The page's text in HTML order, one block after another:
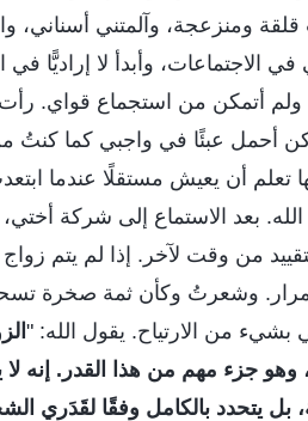
قلقة ومنزعجة، وآلمتني
الاجتماعات، وأبدأ لا إراديًّا
ولم أتمكن من استجماع قواي.
أكن أحمل عبئًا في واجبي كما
تعلم أن يعيش مستقلًا عندما
بعد الاستماع إلى شركة
من وقت لآخر. إذا لم يتم زواج
وشعرتُ وكأن ثمة صخرة
من الارتياح. يقول الله: "
وهو جزء مهم من هذا القدر.
بل يتحدد بالكامل وفقًا لقَدَري